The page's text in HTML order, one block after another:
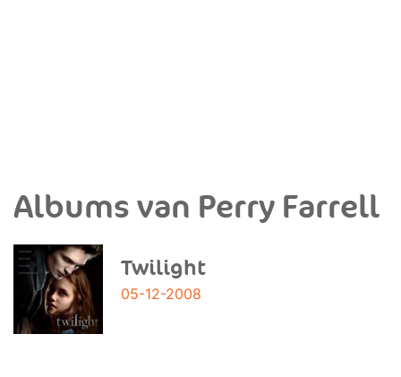
Albums van Perry Farrell
Twilight
05-12-2008